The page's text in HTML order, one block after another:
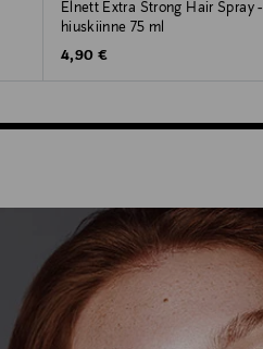
Elnett Extra Strong Hair Spray -
hiuskiinne 75 ml
Original Price
4,90 €